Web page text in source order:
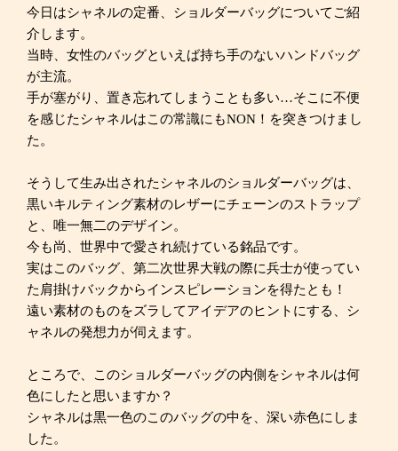
今日はシャネルの定番、ショルダーバッグについてご紹
介します。
当時、女性のバッグといえば持ち手のないハンドバッグ
が主流。
手が塞がり、置き忘れてしまうことも多い…そこに不便
を感じたシャネルはこの常識にもNON！を突きつけまし
た。
そうして生み出されたシャネルのショルダーバッグは、
黒いキルティング素材のレザーにチェーンのストラップ
と、唯一無二のデザイン。
今も尚、世界中で愛され続けている銘品です。
実はこのバッグ、第二次世界大戦の際に兵士が使ってい
た肩掛けバックからインスピレーションを得たとも！
遠い素材のものをズラしてアイデアのヒントにする、シ
ャネルの発想力が伺えます。
ところで、このショルダーバッグの内側をシャネルは何
色にしたと思いますか？
シャネルは黒一色のこのバッグの中を、深い赤色にしま
した。